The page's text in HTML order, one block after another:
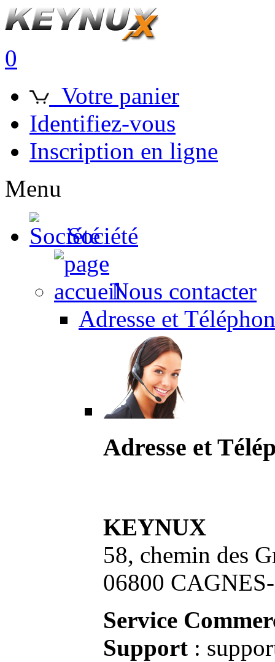
0
Votre panier
Identifiez-vous
Inscription en ligne
Menu
Société
Nous contacter
Adresse et
Adresse et
KEYNUX
58, chemin des
06800
Service
Support :